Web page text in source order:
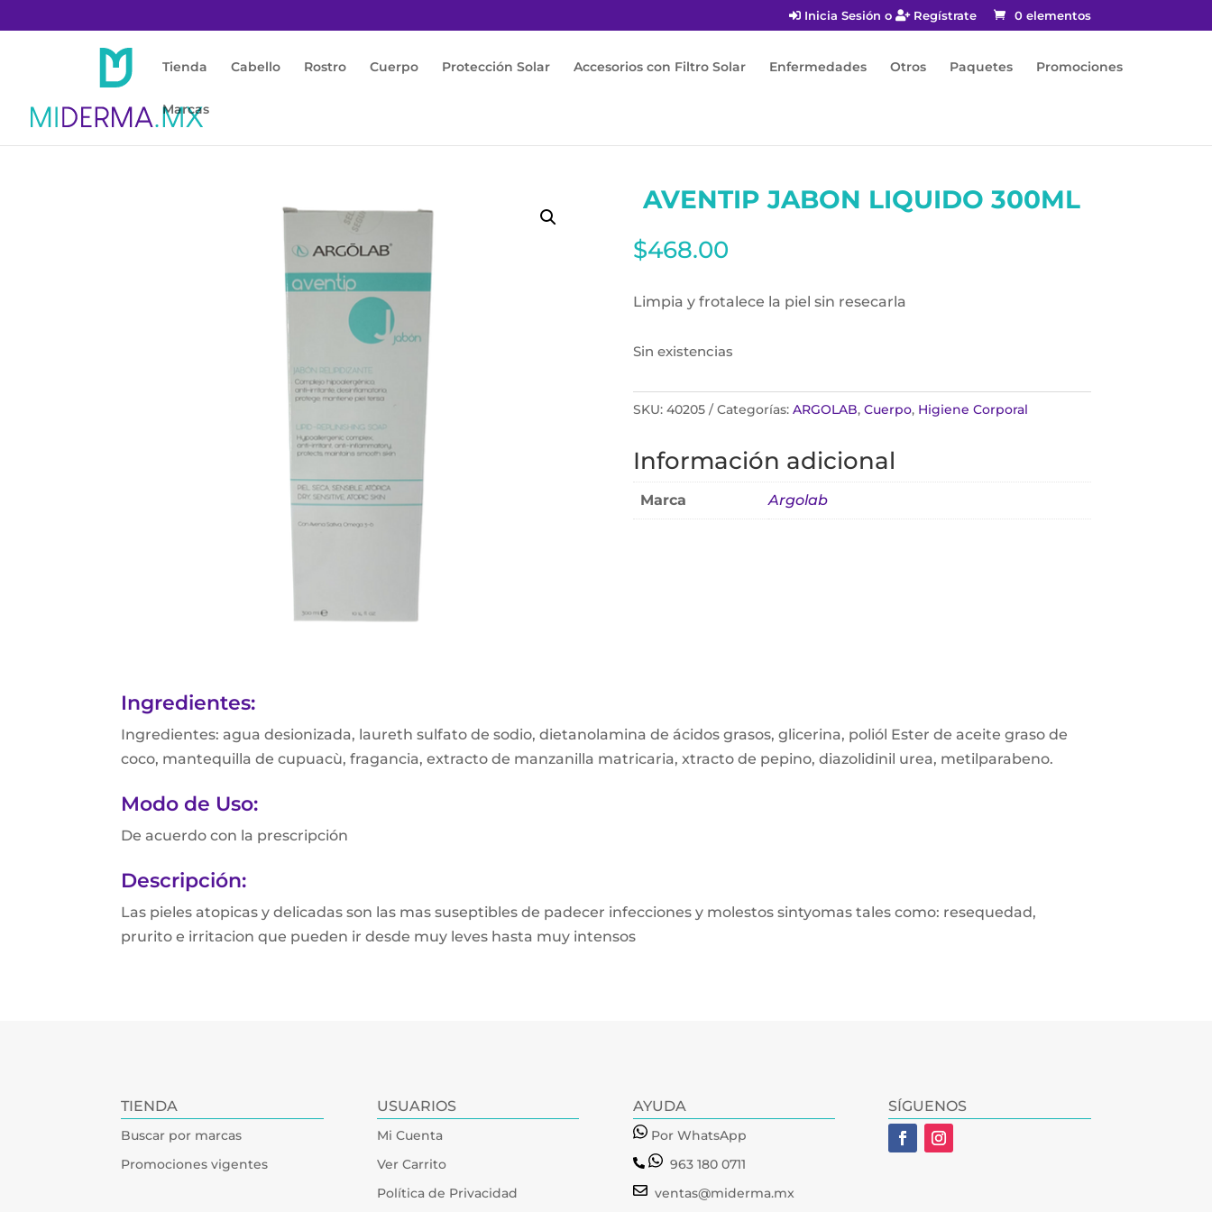
Inicia Sesión o Regístrate 0 elementos
Tienda Cabello Rostro Cuerpo Protección Solar Accesorios con Filtro Solar Enfermedades Otros Paquetes Promociones
Marcas
AVENTIP JABON LIQUIDO 300ML
$468.00
Limpia y frotalece la piel sin resecarla
Sin existencias
SKU: 40205 Categorías: ARGOLAB, Cuerpo, Higiene Corporal
Información adicional
Marca Argolab
Ingredientes:
Ingredientes: agua desionizada, laureth sulfato de sodio, dietanolamina de ácidos grasos, glicerina, poliól Ester de aceite graso de
coco, mantequilla de cupuacù, fragancia, extracto de manzanilla matricaria, xtracto de pepino, diazolidinil urea, metilparabeno.
Modo de Uso:
De acuerdo con la prescripción
Descripción:
Las pieles atopicas y delicadas son las mas suseptibles de padecer infecciones y molestos sintyomas tales como: resequedad,
prurito e irritacion que pueden ir desde muy leves hasta muy intensos
TIENDA
Buscar por marcas
Promociones vigentes
USUARIOS
Mi Cuenta
Ver Carrito
Política de Privacidad
AYUDA
Por WhatsApp
963 180 0711
ventas@miderma.mx
SÍGUENOS